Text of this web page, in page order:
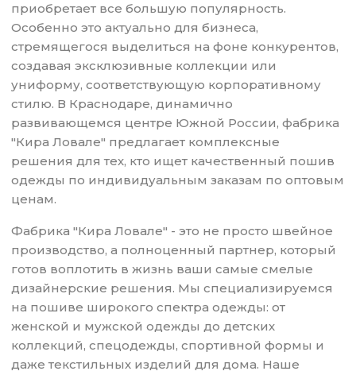
приобретает все большую популярность.
Особенно это актуально для бизнеса,
стремящегося выделиться на фоне конкурентов,
создавая эксклюзивные коллекции или
униформу, соответствующую корпоративному
стилю. В Краснодаре, динамично
развивающемся центре Южной России, фабрика
"Кира Ловале" предлагает комплексные
решения для тех, кто ищет качественный пошив
одежды по индивидуальным заказам по оптовым
ценам.
Фабрика "Кира Ловале" - это не просто швейное
производство, а полноценный партнер, который
готов воплотить в жизнь ваши самые смелые
дизайнерские решения. Мы специализируемся
на пошиве широкого спектра одежды: от
женской и мужской одежды до детских
коллекций, спецодежды, спортивной формы и
даже текстильных изделий для дома. Наше